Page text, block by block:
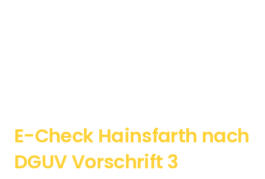
E-Check Hainsfarth nach
DGUV Vorschrift 3